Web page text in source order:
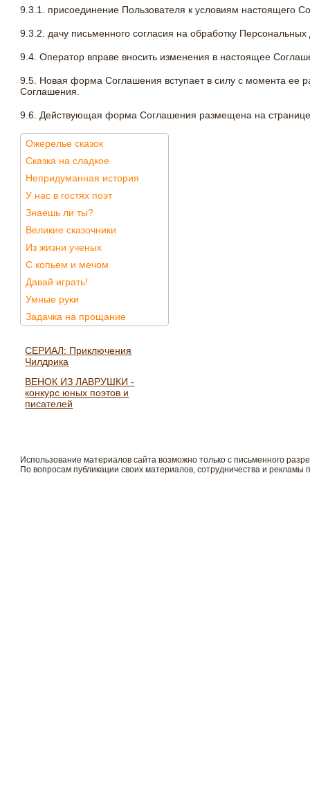
9.3.1. присоединение Пользователя к условиям настоящего
9.3.2. дачу письменного согласия на обработку
9.4. Оператор вправе вносить изменения в настоящее
9.5. Новая форма Соглашения вступает в силу с момента ее
Соглашения.
9.6. Действующая форма Соглашения размещена на
Ожерелье сказок
Сказка на сладкое
Непридуманная история
У нас в гостях поэт
Знаешь ли ты?
Великие сказочники
Из жизни ученых
С копьем и мечом
Давай играть!
Умные руки
Задачка на прощание
СЕРИАЛ: Приключения
Чилдрика
ВЕНОК ИЗ ЛАВРУШКИ -
конкурс юных поэтов и
писателей
Использование материалов сайта возможно только с письменного
По вопросам публикации своих материалов, сотрудничества и